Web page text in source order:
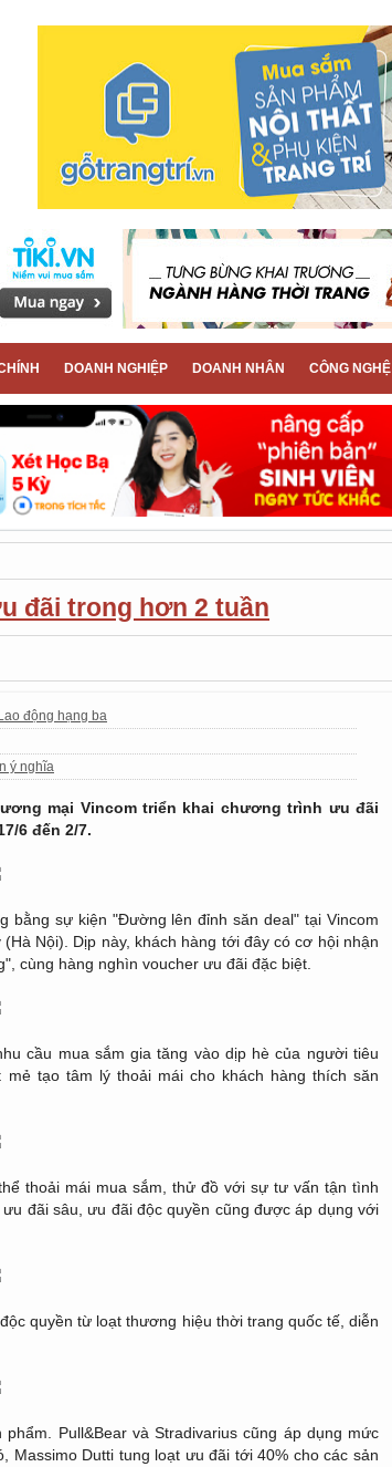
DOANH NGHIỆP DOANH NHÂN CÔNG NGHỆ
đãi trong hơn 2 tuần
động hạng ba
ý nghĩa
mại Vincom triển khai chương trình ưu đãi
6 đến 2/7.
bằng sự kiện "Đường lên đỉnh săn deal" tại Vincom
Nội). Dịp này, khách hàng tới đây có cơ hội nhận
cùng hàng nghìn voucher ưu đãi đặc biệt.
cầu mua sắm gia tăng vào dịp hè của người tiêu
tạo tâm lý thoải mái cho khách hàng thích săn
thoải mái mua sắm, thử đồ với sự tư vấn tận tình
đãi sâu, ưu đãi độc quyền cũng được áp dụng với
quyền từ loạt thương hiệu thời trang quốc tế, diễn
Pull&Bear và Stradivarius cũng áp dụng mức
Massimo Dutti tung loạt ưu đãi tới 40% cho các sản